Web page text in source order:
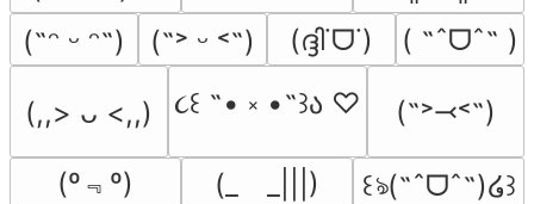
(˶ᵔ ᵕ ᵔ˶)
(˶˃ ᵕ ˂˶) (ദ്ദി˙ᗜ˙) ( ˶ˆᗜˆ˵ )
(,,> ᴗ <,,) ૮꒰ ˶• ༝ •˶꒱ა ♡ (˶˃⤙˂˶)
(º﹃º) (_　_|||)
꒰ঌ(˶ˆᗜˆ˵)໒꒱